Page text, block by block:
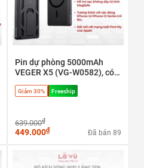
Pin dự phòng 5000mAh
VEGER X5 (VG-W0582), có
nhanh 20w & Magsafe
Giảm 30% Freeship
639.000₫
449.000₫ Đã bán 89